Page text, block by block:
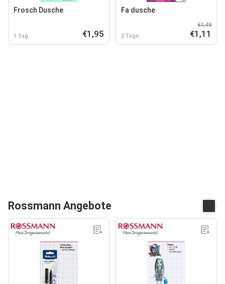
Frosch Dusche
1 Tag €1,95
Fa dusche
2 Tage
€1,49
€1,11
Rossmann Angebote